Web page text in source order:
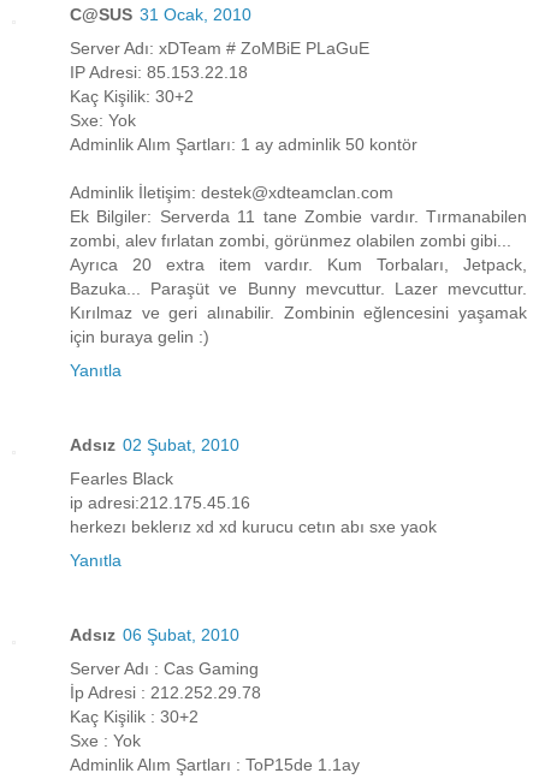
C@SUS 31 Ocak, 2010
Server Adı: xDTeam # ZoMBiE PLaGuE
IP Adresi: 85.153.22.18
Kaç Kişilik: 30+2
Sxe: Yok
Adminlik Alım Şartları: 1 ay adminlik 50 kontör
Adminlik İletişim: destek@xdteamclan.com
Ek Bilgiler: Serverda 11 tane Zombie vardır. Tırmanabilen
zombi, alev fırlatan zombi, görünmez olabilen zombi gibi...
Ayrıca 20 extra item vardır. Kum Torbaları, Jetpack,
Bazuka... Paraşüt ve Bunny mevcuttur. Lazer mevcuttur.
Kırılmaz ve geri alınabilir. Zombinin eğlencesini yaşamak
için buraya gelin :)
Yanıtla
Adsız 02 Şubat, 2010
Fearles Black
ip adresi:212.175.45.16
herkezı beklerız xd xd kurucu cetın abı sxe yaok
Yanıtla
Adsız 06 Şubat, 2010
Server Adı : Cas Gaming
İp Adresi : 212.252.29.78
Kaç Kişilik : 30+2
Sxe : Yok
Adminlik Alım Şartları : ToP15de 1.1ay